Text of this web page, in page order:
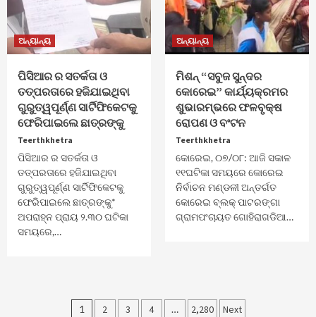
ଅନ୍ୟାନ୍ୟ
ପିସିଆର ର ସତର୍କତା ଓ
ତତ୍ପରତାରେ ହଜିଯାଇଥିବା
ଗୁରୁତ୍ୱପୂର୍ଣ୍ଣ ସାର୍ଟିଫିକେଟକୁ
ଫେରିପାଇଲେ ଛାତ୍ରଙ୍କୁ
Teerthkhetra
ପିସିଆର ର ସତର୍କତା ଓ
ତତ୍ପରତାରେ ହଜିଯାଇଥିବା
ଗୁରୁତ୍ୱପୂର୍ଣ୍ଣ ସାର୍ଟିଫିକେଟକୁ
ଫେରିପାଇଲେ ଛାତ୍ରଙ୍କୁ*
ଅପରାହ୍ନ ପ୍ରାୟ ୨.୩୦ ଘଟିକା
ସମୟରେ,…
ଅନ୍ୟାନ୍ୟ
ମିଶନ୍ “ସବୁଜ ସୁନ୍ଦର
କୋରେଇ” କାର୍ଯ୍ୟକ୍ରମର
ଶୁଭାରମ୍ଭରେ ଫଳବୃକ୍ଷ
ରୋପଣ ଓ ବଂଟନ
Teerthkhetra
କୋରେଇ, ୦୭/୦୮: ଆଜି ସକାଳ
୧୧ଘଟିକା ସମୟରେ କୋରେଇ
ନିର୍ବାଚନ ମଣ୍ଡଳୀ ଅନ୍ତର୍ଗତ
କୋରେଇ ବ୍ଲକ୍ ପାଟରଙ୍ଗା
ଗ୍ରାମପଂଚାୟତ ଗୋହିରାଗଡିଆ…
Posts
1 2 3 4 … 2,280 Next